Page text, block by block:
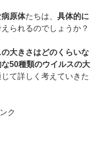
原体たちは、具体的に
られるのでしょうか？
の大きさはどのくらいな
な50種類のウイルスの大
て詳しく考えていきた
ク